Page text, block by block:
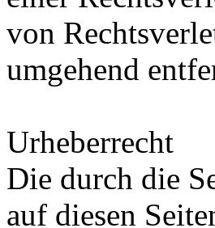
von
umgehend
Urheberrecht
Die durch die
auf diesen